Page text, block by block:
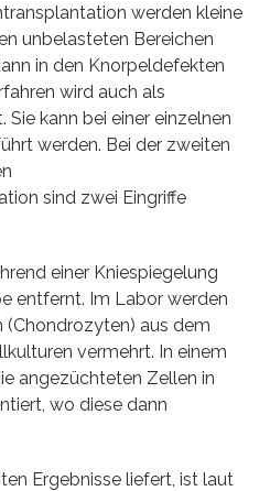
werden kleine
unbelasteten Bereichen
in den Knorpeldefekten
wird auch als
kann bei einer einzelnen
werden. Bei der zweiten
sind zwei Eingriffe
einer Kniespiegelung
entfernt. Im Labor werden
(Chondrozyten) aus dem
vermehrt. In einem
angezüchteten Zellen in
wo diese dann
Ergebnisse liefert, ist laut